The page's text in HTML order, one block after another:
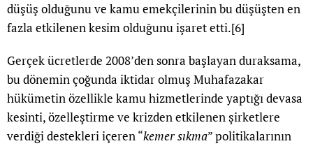
düşüş olduğunu ve kamu emekçilerinin bu düşüşten en
fazla etkilenen kesim olduğunu işaret etti.[6]
Gerçek ücretlerde 2008’den sonra başlayan duraksama,
bu dönemin çoğunda iktidar olmuş Muhafazakar
hükümetin özellikle kamu hizmetlerinde yaptığı devasa
kesinti, özelleştirme ve krizden etkilenen şirketlere
verdiği destekleri içeren “kemer sıkma” politikalarının